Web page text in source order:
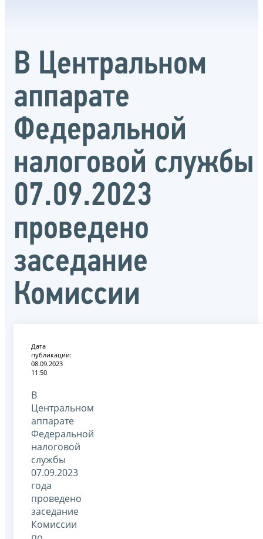
В Центральном
аппарате
Федеральной
налоговой службы
07.09.2023
проведено
заседание
Комиссии
Дата
публикации:
08.09.2023
11:50
В
Центральном
аппарате
Федеральной
налоговой
службы
07.09.2023
года
проведено
заседание
Комиссии